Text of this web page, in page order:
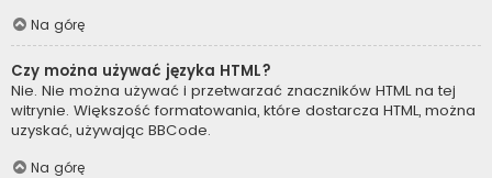
Na górę
Czy można używać języka HTML?
Nie. Nie można używać i przetwarzać znaczników HTML na tej
witrynie. Większość formatowania, które dostarcza HTML, można
uzyskać, używając BBCode.
Na górę